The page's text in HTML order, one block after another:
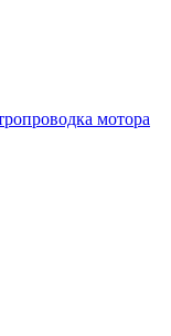
мотора